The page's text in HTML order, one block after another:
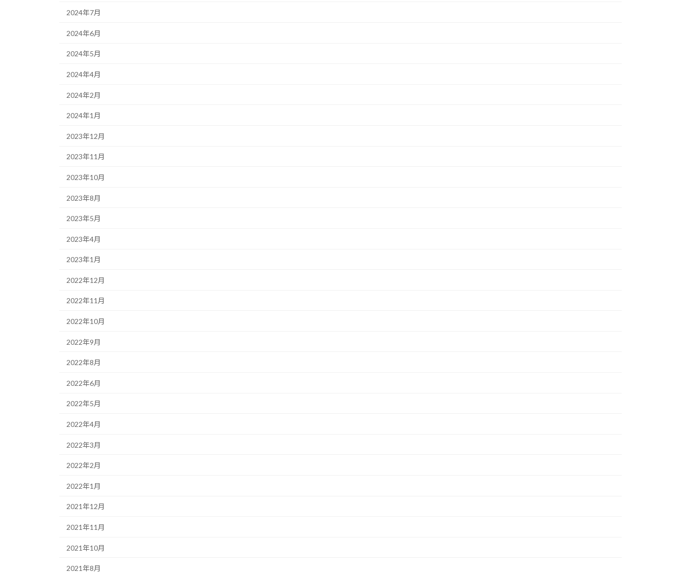
2024年7月
2024年6月
2024年5月
2024年4月
2024年2月
2024年1月
2023年12月
2023年11月
2023年10月
2023年8月
2023年5月
2023年4月
2023年1月
2022年12月
2022年11月
2022年10月
2022年9月
2022年8月
2022年6月
2022年5月
2022年4月
2022年3月
2022年2月
2022年1月
2021年12月
2021年11月
2021年10月
2021年8月